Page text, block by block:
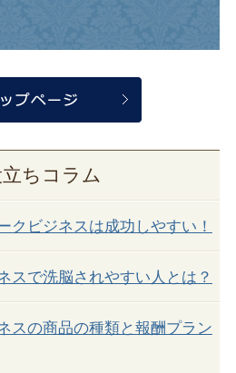
ちコラム
クビジネスは成功しやすい！
スで洗脳されやすい人とは？
スの商品の種類と報酬プラン